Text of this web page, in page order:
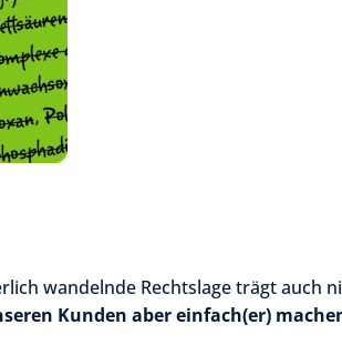
wandelnde Rechtslage trägt auch
Kunden aber einfach(er)